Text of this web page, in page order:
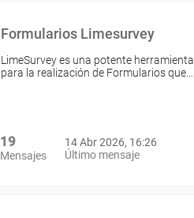
Formularios Limesurvey
LimeSurvey es una potente herramienta
para la realización de Formularios que…
19
Mensajes
14 Abr 2026, 16:26
Último mensaje